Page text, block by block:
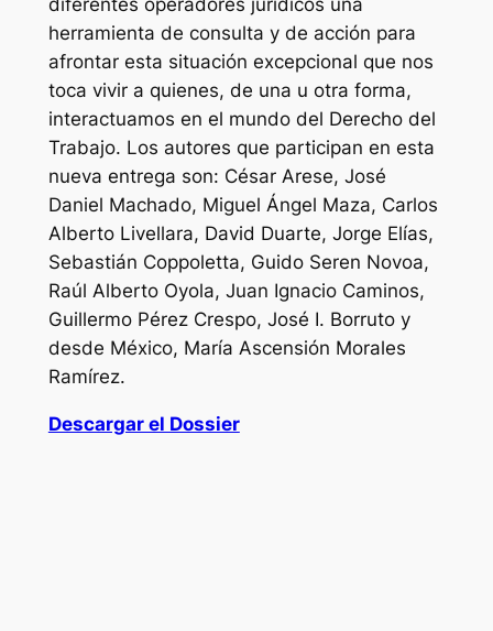
diferentes operadores jurídicos una
herramienta de consulta y de acción para
afrontar esta situación excepcional que nos
toca vivir a quienes, de una u otra forma,
interactuamos en el mundo del Derecho del
Trabajo. Los autores que participan en esta
nueva entrega son: César Arese, José
Daniel Machado, Miguel Ángel Maza, Carlos
Alberto Livellara, David Duarte, Jorge Elías,
Sebastián Coppoletta, Guido Seren Novoa,
Raúl Alberto Oyola, Juan Ignacio Caminos,
Guillermo Pérez Crespo, José I. Borruto y
desde México, María Ascensión Morales
Ramírez.
Descargar el Dossier